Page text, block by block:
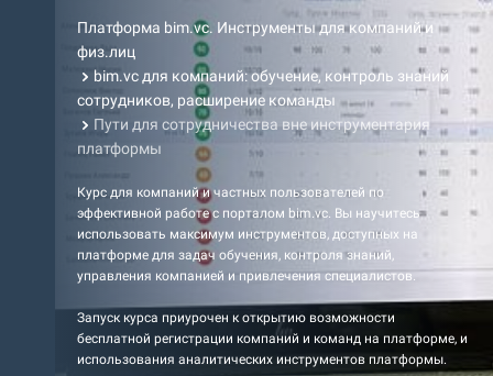
Платформа bim.vc. Инструменты для компаний и
физ.лиц
bim.vc для компаний: обучение, контроль знаний
сотрудников, расширение команды
Пути для сотрудничества вне инструментария
платформы
Курс для компаний и частных пользователей по
эффективной работе с порталом bim.vc. Вы научитесь
использовать максимум инструментов, доступных на
платформе для задач обучения, контроля знаний,
управления компанией и привлечения специалистов.
Запуск курса приурочен к открытию возможности
бесплатной регистрации компаний и команд на платформе, и
использования аналитических инструментов платформы.